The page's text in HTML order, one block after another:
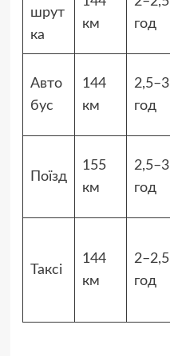
шрут
ка
км
год
Авто
бус
144
км
2,5–3
год
Поїзд
155
км
2,5–3
год
Таксі
144
км
2–2,5
год